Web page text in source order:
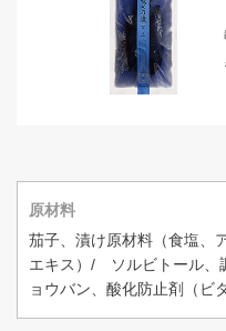
原材料
茄子、漬け原材料（食塩、
エキス）/ ソルビトール、
ョウバン、酸化防止剤（ビ